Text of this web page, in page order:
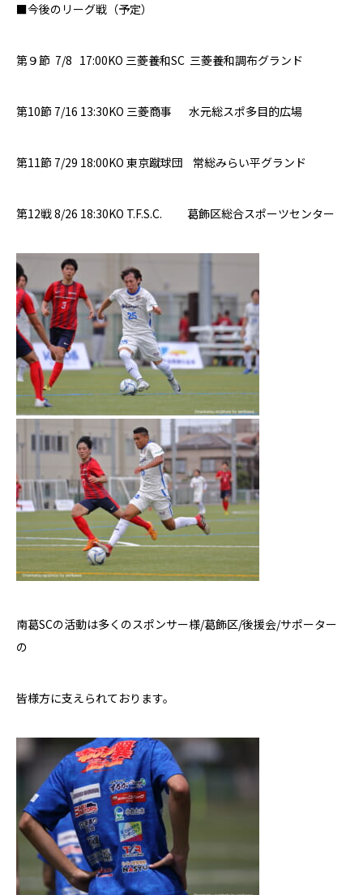
■今後のリーグ戦（予定）
第９節 7/8 17:00KO 三菱養和SC 三菱養和調布グランド
第10節 7/16 13:30KO 三菱商事 水元総スポ多目的広場
第11節 7/29 18:00KO 東京蹴球団 常総みらい平グランド
第12戦8/26 18:30KO T.F.S.C. 葛飾区総合スポーツセンター
南葛SCの活動は多くのスポンサー様/葛飾区/後援会/サポーター
の
皆様方に支えられております。